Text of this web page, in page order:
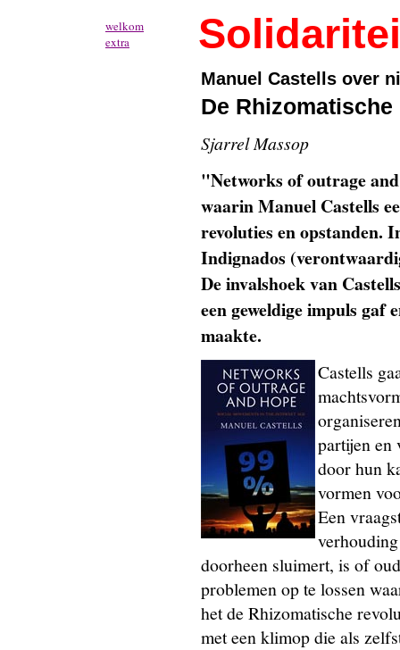
welkom
extra
Manuel Castells over
De
Sjarrel Massop
"Networks of outrage
waarin Manuel Castells
revoluties en opstanden.
Indignados
De invalshoek van
een geweldige impuls
maakte.
Castells
partijen en
door hun
vormen
Een
doorheen sluimert, is of
problemen op te lossen
het de Rhizomatische
met een klimop die als